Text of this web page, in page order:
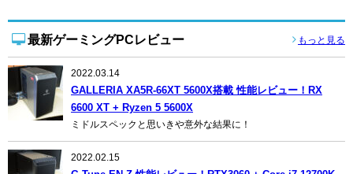
最新ゲーミングPCレビュー もっと見る
2022.03.14
GALLERIA XA5R-66XT 5600X搭載 性能レビュー！RX
6600 XT + Ryzen 5 5600X
ミドルスペックと思いきや意外な結果に！
2022.02.15